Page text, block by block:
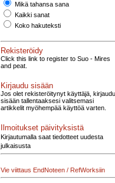
Mikä tahansa sana
Kaikki sanat
Koko hakuteksti
Rekisteröidy
Click this link to register to Suo - Mires
and peat.
Kirjaudu sisään
Jos olet rekisteröitynyt käyttäjä, kirjaudu
sisään tallentaaksesi valitsemasi
artikkelit myöhempää käyttöä varten.
Ilmoitukset päivityksistä
Kirjautumalla saat tiedotteet uudesta
julkaisusta
Vie viittaus EndNoteen / RefWorksiin